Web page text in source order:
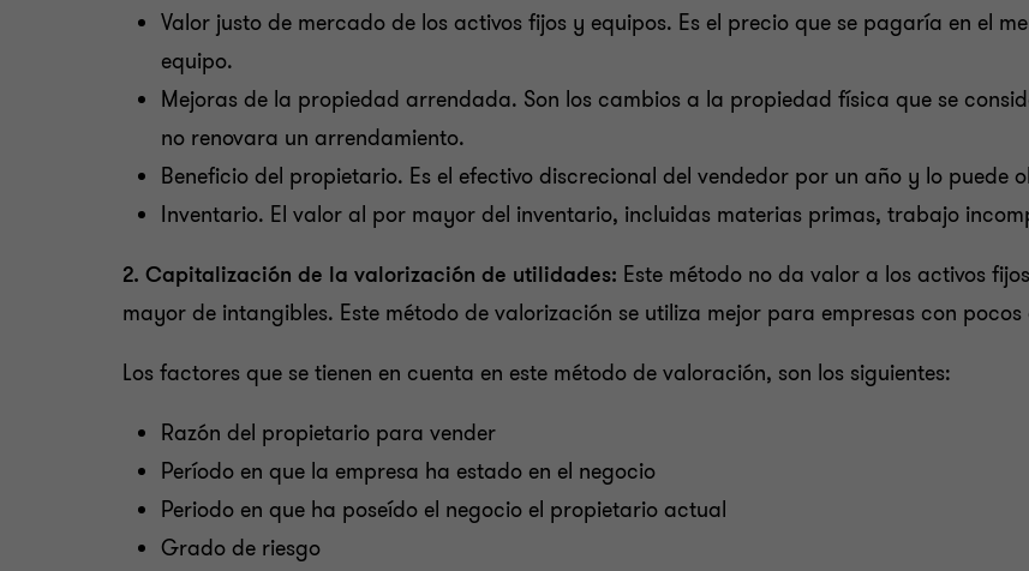
Valor justo de mercado de los activos fijos y equipos. Es el precio que se pagaría en el
equipo.
Mejoras de la propiedad arrendada. Son los cambios a la propiedad física que se
no renovara un arrendamiento.
Beneficio del propietario. Es el efectivo discrecional del vendedor por un año y lo puede
Inventario. El valor al por mayor del inventario, incluidas materias primas, trabajo
2. Capitalización de la valorización de utilidades: Este método no da valor a los activos
mayor de intangibles. Este método de valorización se utiliza mejor para empresas con
Los factores que se tienen en cuenta en este método de valoración, son los siguientes:
Razón del propietario para vender
Período en que la empresa ha estado en el negocio
Periodo en que ha poseído el negocio el propietario actual
Grado de riesgo